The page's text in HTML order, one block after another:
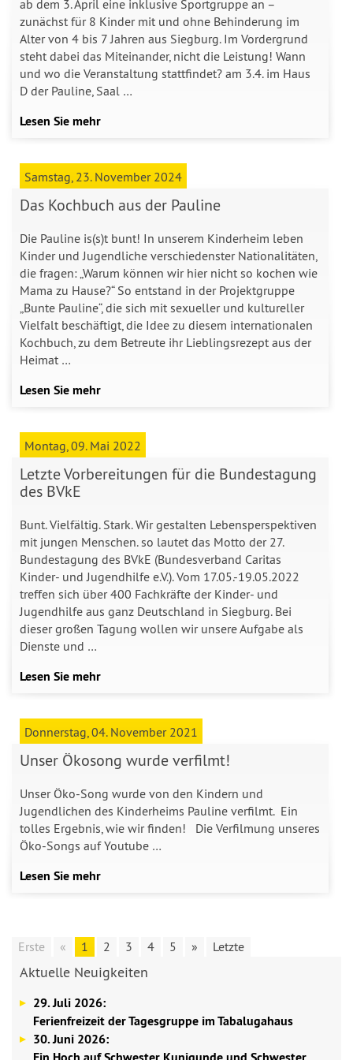
ab dem 3. April eine inklusive Sportgruppe an –
zunächst für 8 Kinder mit und ohne Behinderung im
Alter von 4 bis 7 Jahren aus Siegburg. Im Vordergrund
steht dabei das Miteinander, nicht die Leistung! Wann
und wo die Veranstaltung stattfindet? am 3.4. im Haus
D der Pauline, Saal …
Lesen Sie mehr
Samstag, 23. November 2024
Das Kochbuch aus der Pauline
Die Pauline is(s)t bunt! In unserem Kinderheim leben
Kinder und Jugendliche verschiedenster Nationalitäten,
die fragen: „Warum können wir hier nicht so kochen wie
Mama zu Hause?“ So entstand in der Projektgruppe
„Bunte Pauline“, die sich mit sexueller und kultureller
Vielfalt beschäftigt, die Idee zu diesem internationalen
Kochbuch, zu dem Betreute ihr Lieblingsrezept aus der
Heimat …
Lesen Sie mehr
Montag, 09. Mai 2022
Letzte Vorbereitungen für die Bundestagung
des BVkE
Bunt. Vielfältig. Stark. Wir gestalten Lebensperspektiven
mit jungen Menschen. so lautet das Motto der 27.
Bundestagung des BVkE (Bundesverband Caritas
Kinder- und Jugendhilfe e.V.). Vom 17.05.-19.05.2022
treffen sich über 400 Fachkräfte der Kinder- und
Jugendhilfe aus ganz Deutschland in Siegburg. Bei
dieser großen Tagung wollen wir unsere Aufgabe als
Dienste und …
Lesen Sie mehr
Donnerstag, 04. November 2021
Unser Ökosong wurde verfilmt!
Unser Öko-Song wurde von den Kindern und
Jugendlichen des Kinderheims Pauline verfilmt. Ein
tolles Ergebnis, wie wir finden! Die Verfilmung unseres
Öko-Songs auf Youtube …
Lesen Sie mehr
Erste « 1 2 3 4 5 » Letzte
Aktuelle Neuigkeiten
29. Juli 2026:
Ferienfreizeit der Tagesgruppe im Tabalugahaus
30. Juni 2026: